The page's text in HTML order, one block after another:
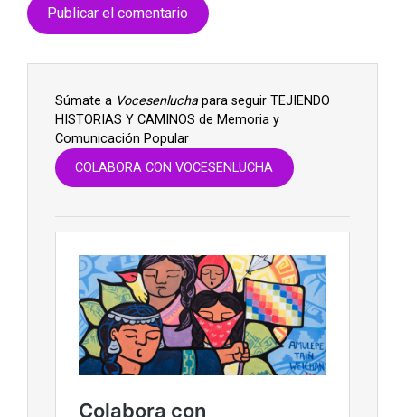
Súmate a Vocesenluchapara seguir TEJIENDO
HISTORIAS Y CAMINOS de Memoria y
Comunicación Popular
COLABORA CON VOCESENLUCHA